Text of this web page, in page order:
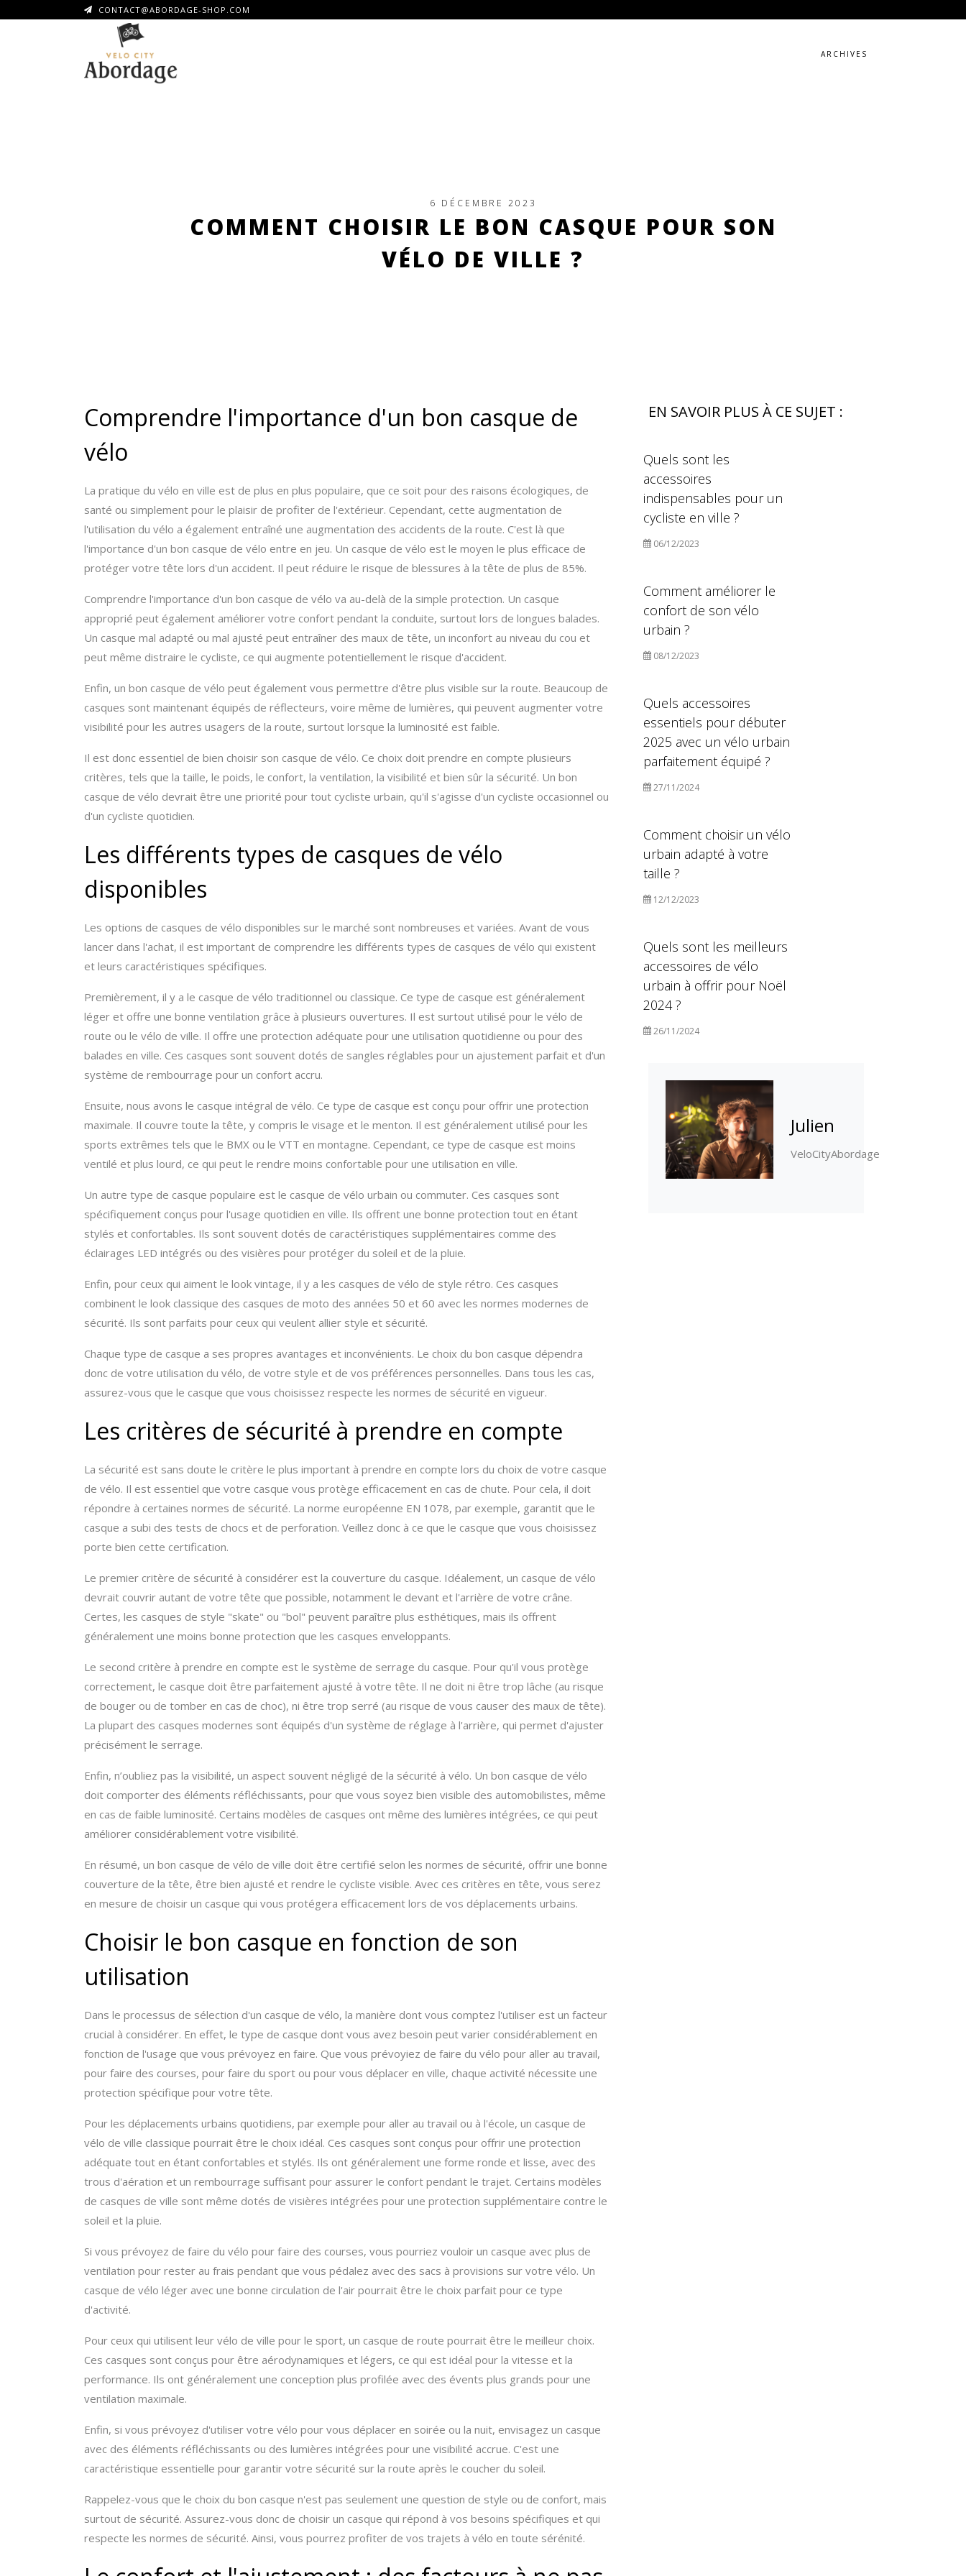
CONTACT@ABORDAGE-SHOP.COM
ARCHIVES
6 DÉCEMBRE 2023
COMMENT CHOISIR LE BON CASQUE POUR SON
VÉLO DE VILLE ?
Comprendre l'importance d'un bon casque de
vélo
La pratique du vélo en ville est de plus en plus populaire, que ce soit pour des raisons écologiques, de
santé ou simplement pour le plaisir de profiter de l'extérieur. Cependant, cette augmentation de
l'utilisation du vélo a également entraîné une augmentation des accidents de la route. C'est là que
l'importance d'un bon casque de vélo entre en jeu. Un casque de vélo est le moyen le plus efficace de
protéger votre tête lors d'un accident. Il peut réduire le risque de blessures à la tête de plus de 85%.
Comprendre l'importance d'un bon casque de vélo va au-delà de la simple protection. Un casque
approprié peut également améliorer votre confort pendant la conduite, surtout lors de longues balades.
Un casque mal adapté ou mal ajusté peut entraîner des maux de tête, un inconfort au niveau du cou et
peut même distraire le cycliste, ce qui augmente potentiellement le risque d'accident.
Enfin, un bon casque de vélo peut également vous permettre d'être plus visible sur la route. Beaucoup de
casques sont maintenant équipés de réflecteurs, voire même de lumières, qui peuvent augmenter votre
visibilité pour les autres usagers de la route, surtout lorsque la luminosité est faible.
Il est donc essentiel de bien choisir son casque de vélo. Ce choix doit prendre en compte plusieurs
critères, tels que la taille, le poids, le confort, la ventilation, la visibilité et bien sûr la sécurité. Un bon
casque de vélo devrait être une priorité pour tout cycliste urbain, qu'il s'agisse d'un cycliste occasionnel ou
d'un cycliste quotidien.
Les différents types de casques de vélo
disponibles
Les options de casques de vélo disponibles sur le marché sont nombreuses et variées. Avant de vous
lancer dans l'achat, il est important de comprendre les différents types de casques de vélo qui existent
et leurs caractéristiques spécifiques.
Premièrement, il y a le casque de vélo traditionnel ou classique. Ce type de casque est généralement
léger et offre une bonne ventilation grâce à plusieurs ouvertures. Il est surtout utilisé pour le vélo de
route ou le vélo de ville. Il offre une protection adéquate pour une utilisation quotidienne ou pour des
balades en ville. Ces casques sont souvent dotés de sangles réglables pour un ajustement parfait et d'un
système de rembourrage pour un confort accru.
Ensuite, nous avons le casque intégral de vélo. Ce type de casque est conçu pour offrir une protection
maximale. Il couvre toute la tête, y compris le visage et le menton. Il est généralement utilisé pour les
sports extrêmes tels que le BMX ou le VTT en montagne. Cependant, ce type de casque est moins
ventilé et plus lourd, ce qui peut le rendre moins confortable pour une utilisation en ville.
Un autre type de casque populaire est le casque de vélo urbain ou commuter. Ces casques sont
spécifiquement conçus pour l'usage quotidien en ville. Ils offrent une bonne protection tout en étant
stylés et confortables. Ils sont souvent dotés de caractéristiques supplémentaires comme des
éclairages LED intégrés ou des visières pour protéger du soleil et de la pluie.
Enfin, pour ceux qui aiment le look vintage, il y a les casques de vélo de style rétro. Ces casques
combinent le look classique des casques de moto des années 50 et 60 avec les normes modernes de
sécurité. Ils sont parfaits pour ceux qui veulent allier style et sécurité.
Chaque type de casque a ses propres avantages et inconvénients. Le choix du bon casque dépendra
donc de votre utilisation du vélo, de votre style et de vos préférences personnelles. Dans tous les cas,
assurez-vous que le casque que vous choisissez respecte les normes de sécurité en vigueur.
Les critères de sécurité à prendre en compte
La sécurité est sans doute le critère le plus important à prendre en compte lors du choix de votre casque
de vélo. Il est essentiel que votre casque vous protège efficacement en cas de chute. Pour cela, il doit
répondre à certaines normes de sécurité. La norme européenne EN 1078, par exemple, garantit que le
casque a subi des tests de chocs et de perforation. Veillez donc à ce que le casque que vous choisissez
porte bien cette certification.
Le premier critère de sécurité à considérer est la couverture du casque. Idéalement, un casque de vélo
devrait couvrir autant de votre tête que possible, notamment le devant et l'arrière de votre crâne.
Certes, les casques de style "skate" ou "bol" peuvent paraître plus esthétiques, mais ils offrent
généralement une moins bonne protection que les casques enveloppants.
Le second critère à prendre en compte est le système de serrage du casque. Pour qu'il vous protège
correctement, le casque doit être parfaitement ajusté à votre tête. Il ne doit ni être trop lâche (au risque
de bouger ou de tomber en cas de choc), ni être trop serré (au risque de vous causer des maux de tête).
La plupart des casques modernes sont équipés d'un système de réglage à l'arrière, qui permet d'ajuster
précisément le serrage.
Enfin, n’oubliez pas la visibilité, un aspect souvent négligé de la sécurité à vélo. Un bon casque de vélo
doit comporter des éléments réfléchissants, pour que vous soyez bien visible des automobilistes, même
en cas de faible luminosité. Certains modèles de casques ont même des lumières intégrées, ce qui peut
améliorer considérablement votre visibilité.
En résumé, un bon casque de vélo de ville doit être certifié selon les normes de sécurité, offrir une bonne
couverture de la tête, être bien ajusté et rendre le cycliste visible. Avec ces critères en tête, vous serez
en mesure de choisir un casque qui vous protégera efficacement lors de vos déplacements urbains.
Choisir le bon casque en fonction de son
utilisation
Dans le processus de sélection d'un casque de vélo, la manière dont vous comptez l'utiliser est un facteur
crucial à considérer. En effet, le type de casque dont vous avez besoin peut varier considérablement en
fonction de l'usage que vous prévoyez en faire. Que vous prévoyiez de faire du vélo pour aller au travail,
pour faire des courses, pour faire du sport ou pour vous déplacer en ville, chaque activité nécessite une
protection spécifique pour votre tête.
Pour les déplacements urbains quotidiens, par exemple pour aller au travail ou à l'école, un casque de
vélo de ville classique pourrait être le choix idéal. Ces casques sont conçus pour offrir une protection
adéquate tout en étant confortables et stylés. Ils ont généralement une forme ronde et lisse, avec des
trous d'aération et un rembourrage suffisant pour assurer le confort pendant le trajet. Certains modèles
de casques de ville sont même dotés de visières intégrées pour une protection supplémentaire contre le
soleil et la pluie.
Si vous prévoyez de faire du vélo pour faire des courses, vous pourriez vouloir un casque avec plus de
ventilation pour rester au frais pendant que vous pédalez avec des sacs à provisions sur votre vélo. Un
casque de vélo léger avec une bonne circulation de l'air pourrait être le choix parfait pour ce type
d'activité.
Pour ceux qui utilisent leur vélo de ville pour le sport, un casque de route pourrait être le meilleur choix.
Ces casques sont conçus pour être aérodynamiques et légers, ce qui est idéal pour la vitesse et la
performance. Ils ont généralement une conception plus profilée avec des évents plus grands pour une
ventilation maximale.
Enfin, si vous prévoyez d'utiliser votre vélo pour vous déplacer en soirée ou la nuit, envisagez un casque
avec des éléments réfléchissants ou des lumières intégrées pour une visibilité accrue. C'est une
caractéristique essentielle pour garantir votre sécurité sur la route après le coucher du soleil.
Rappelez-vous que le choix du bon casque n'est pas seulement une question de style ou de confort, mais
surtout de sécurité. Assurez-vous donc de choisir un casque qui répond à vos besoins spécifiques et qui
respecte les normes de sécurité. Ainsi, vous pourrez profiter de vos trajets à vélo en toute sérénité.
EN SAVOIR PLUS À CE SUJET :
Quels sont les
accessoires
indispensables pour un
cycliste en ville ?
06/12/2023
Comment améliorer le
confort de son vélo
urbain ?
08/12/2023
Quels accessoires
essentiels pour débuter
2025 avec un vélo urbain
parfaitement équipé ?
27/11/2024
Comment choisir un vélo
urbain adapté à votre
taille ?
12/12/2023
Quels sont les meilleurs
accessoires de vélo
urbain à offrir pour Noël
2024 ?
26/11/2024
Julien
VeloCityAbordage